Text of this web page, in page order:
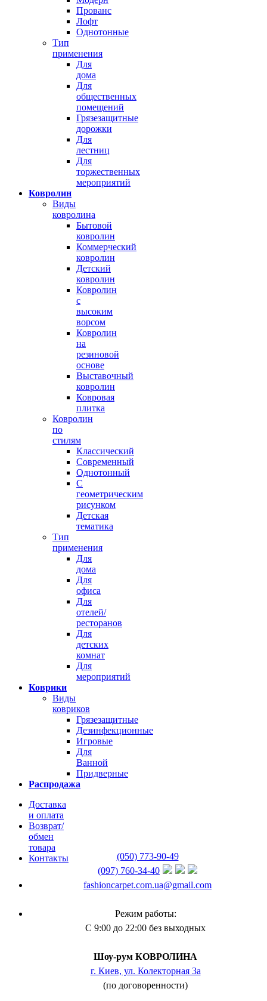
Прованс
Лофт
Однотонные
Тип
применения
Для
дома
Для
общественных
помещений
Грязезащитные
дорожки
Для
лестниц
Для
торжественных
мероприятий
Ковролин
Виды
ковролина
Бытовой
ковролин
Коммерческий
ковролин
Детский
ковролин
Ковролин
с
высоким
ворсом
Ковролин
на
резиновой
основе
Выставочный
ковролин
Ковровая
плитка
Ковролин
по
стилям
Классический
Современный
Однотонный
С
геометрическим
рисунком
Детская
тематика
Тип
применения
Для
дома
Для
офиса
Для
отелей/
ресторанов
Для
детских
комнат
Для
мероприятий
Коврики
Виды
ковриков
Грязезащитные
Дезинфекционные
Игровые
Для
Ванной
Придверные
Распродажа
Доставка
и оплата
Возврат/
обмен
товара
Контакты
(050) 773-90-49
(097) 760-34-40
fashioncarpet.com.ua@gmail.com
Режим работы:
С 9:00 до 22:00 без выходных
Шоу-рум КОВРОЛИНА
г. Киев, ул. Колекторная 3а
(по договоренности)